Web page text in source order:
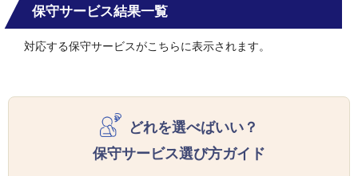
保守サービス結果一覧
対応する保守サービスがこちらに表示されます。
どれを選べばいい？
保守サービス選び方ガイド